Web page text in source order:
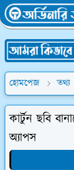
হোমপেজ তথ্য
কার্টুন ছবি
অ্যাপস